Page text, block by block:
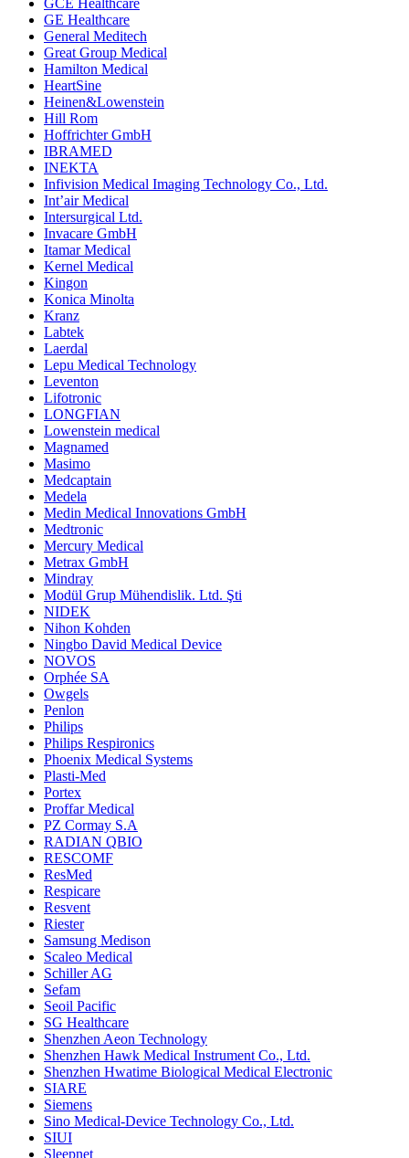
GCE Healthcare
GE Healthcare
General Meditech
Great Group Medical
Hamilton Medical
HeartSine
Heinen&Lowenstein
Hill Rom
Hoffrichter GmbH
IBRAMED
INEKTA
Infivision Medical Imaging Technology Co., Ltd.
Int’air Medical
Intersurgical Ltd.
Invacare GmbH
Itamar Medical
Kernel Medical
Kingon
Konica Minolta
Kranz
Labtek
Laerdal
Lepu Medical Technology
Leventon
Lifotronic
LONGFIAN
Lowenstein medical
Magnamed
Masimo
Medcaptain
Medela
Medin Medical Innovations GmbH
Medtronic
Mercury Medical
Metrax GmbH
Mindray
Modül Grup Mühendislik. Ltd. Şti
NIDEK
Nihon Kohden
Ningbo David Medical Device
NOVOS
Orphée SA
Owgels
Penlon
Philips
Philips Respironics
Phoenix Medical Systems
Plasti-Med
Portex
Proffar Medical
PZ Cormay S.A
RADIAN QBIO
RESCOMF
ResMed
Respicare
Resvent
Riester
Samsung Medison
Scaleo Medical
Schiller AG
Sefam
Seoil Pacific
SG Healthcare
Shenzhen Aeon Technology
Shenzhen Hawk Medical Instrument Co., Ltd.
Shenzhen Hwatime Biological Medical Electronic
SIARE
Siemens
Sino Medical-Device Technology Co., Ltd.
SIUI
Sleepnet